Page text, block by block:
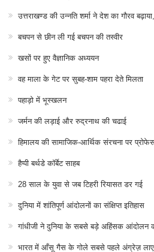
उत्तराखण्ड की उन्नति शर्मा ने देश का गौरव
बचपन से छीन ली गई बचपन की तस्वीर
खसों पर हुए वैज्ञानिक अध्ययन
वह माला के गेट पर सुबह-शाम पहरा देते मिलता
पहाड़ो में भूस्खलन
जर्मन की लड़ाई और रुद्रनाथ की चढाई
हिमालय की सामाजिक-आर्थिक संरचना पर
हैप्पी बर्थडे कॉर्बेट साहब
28 साल के युवा से जब टिहरी रियासत डर गई
दुनिया में शांतिपूर्ण आंदोलनों का संक्षिप्त इतिहास
गांधीजी ने दुनिया के सबसे बड़े अहिंसक आंदोलन
भारत में आँसू गैस के गोले सबसे पहले अंग्रेज़